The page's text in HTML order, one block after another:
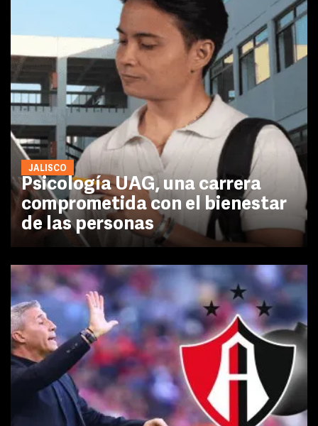
JALISCO
Psicología UAG, una carrera
comprometida con el bienestar
de las personas